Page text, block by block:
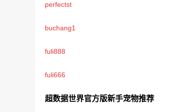
perfectst
buchang1
fuli888
fuli666
超数据世界官方版新手宠物推荐